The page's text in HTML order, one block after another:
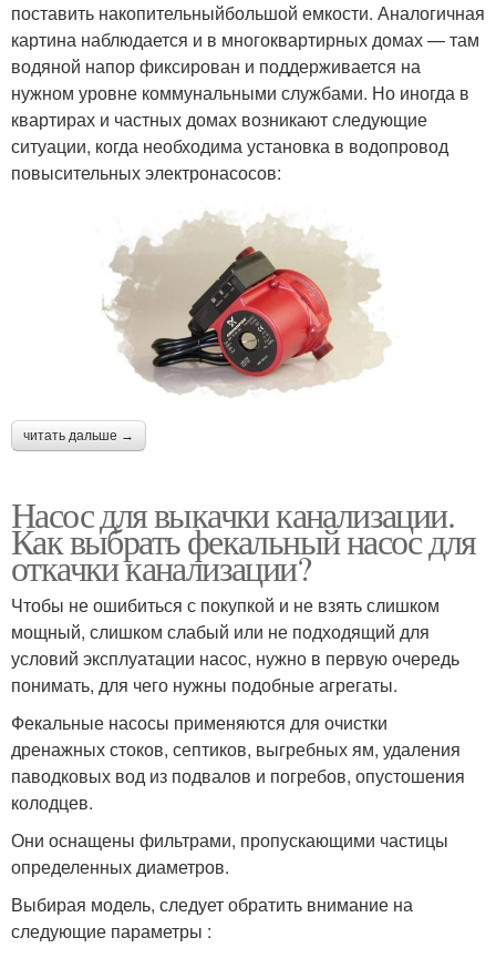
поставить накопительныйбольшой емкости. Аналогичная
картина наблюдается и в многоквартирных домах — там
водяной напор фиксирован и поддерживается на
нужном уровне коммунальными службами. Но иногда в
квартирах и частных домах возникают следующие
ситуации, когда необходима установка в водопровод
повысительных электронасосов:
читать дальше →
Насос для выкачки канализации.
Как выбрать фекальный насос для
откачки канализации?
Чтобы не ошибиться с покупкой и не взять слишком
мощный, слишком слабый или не подходящий для
условий эксплуатации насос, нужно в первую очередь
понимать, для чего нужны подобные агрегаты.
Фекальные насосы применяются для очистки
дренажных стоков, септиков, выгребных ям, удаления
паводковых вод из подвалов и погребов, опустошения
колодцев.
Они оснащены фильтрами, пропускающими частицы
определенных диаметров.
Выбирая модель, следует обратить внимание на
следующие параметры :